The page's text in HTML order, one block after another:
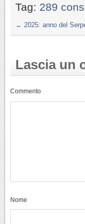
Tag: 289
← 2025: anno del
Lascia un
Commento
Nome